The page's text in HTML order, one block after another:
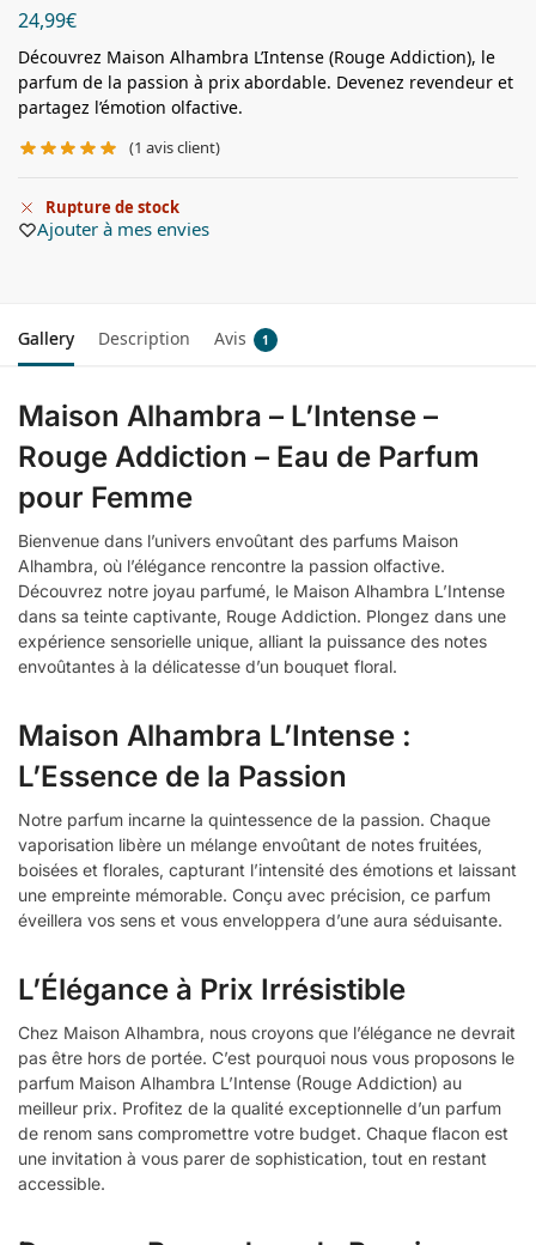
24,99€
Découvrez Maison Alhambra L’Intense (Rouge Addiction), le
parfum de la passion à prix abordable. Devenez revendeur et
partagez l’émotion olfactive.
(1 avis client)
Rupture de stock
Ajouter à mes envies
Gallery Description Avis 1
Maison Alhambra – L’Intense –
Rouge Addiction – Eau de Parfum
pour Femme
Bienvenue dans l’univers envoûtant des parfums Maison
Alhambra, où l’élégance rencontre la passion olfactive.
Découvrez notre joyau parfumé, le Maison Alhambra L’Intense
dans sa teinte captivante, Rouge Addiction. Plongez dans une
expérience sensorielle unique, alliant la puissance des notes
envoûtantes à la délicatesse d’un bouquet floral.
Maison Alhambra L’Intense :
L’Essence de la Passion
Notre parfum incarne la quintessence de la passion. Chaque
vaporisation libère un mélange envoûtant de notes fruitées,
boisées et florales, capturant l’intensité des émotions et laissant
une empreinte mémorable. Conçu avec précision, ce parfum
éveillera vos sens et vous enveloppera d’une aura séduisante.
L’Élégance à Prix Irrésistible
Chez Maison Alhambra, nous croyons que l’élégance ne devrait
pas être hors de portée. C’est pourquoi nous vous proposons le
parfum Maison Alhambra L’Intense (Rouge Addiction) au
meilleur prix. Profitez de la qualité exceptionnelle d’un parfum
de renom sans compromettre votre budget. Chaque flacon est
une invitation à vous parer de sophistication, tout en restant
accessible.